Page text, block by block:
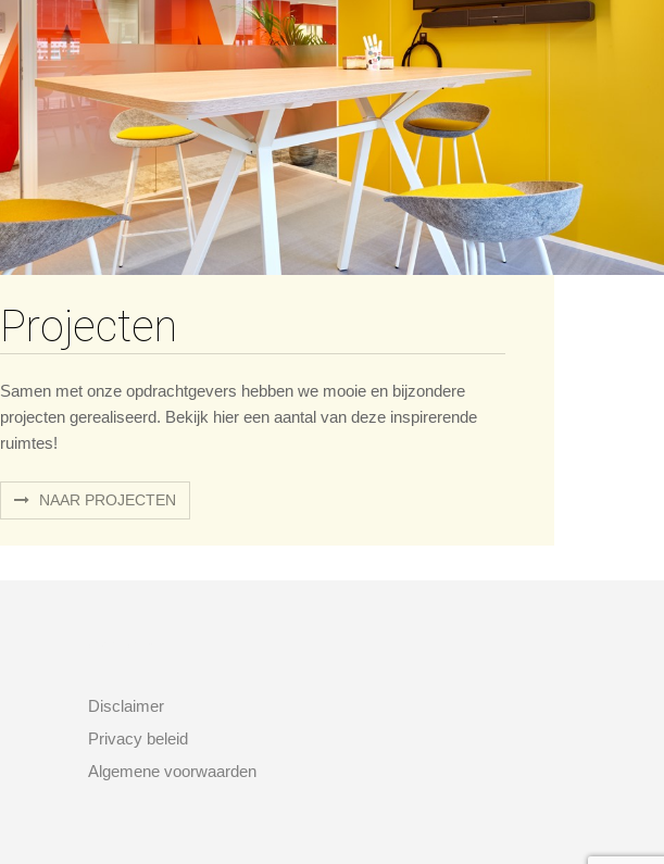
Projecten
Samen met onze opdrachtgevers hebben we mooie en bijzondere
projecten gerealiseerd. Bekijk hier een aantal van deze inspirerende
ruimtes!
NAAR PROJECTEN
Disclaimer
Privacy beleid
Algemene voorwaarden